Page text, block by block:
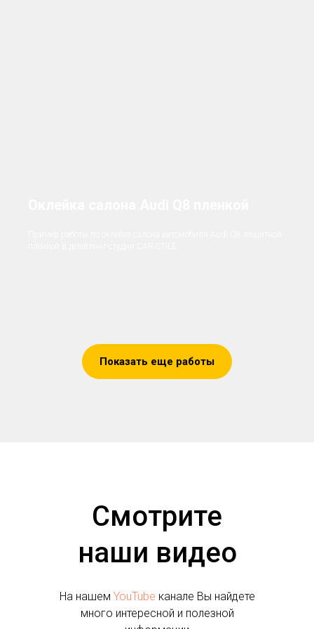
Показать еще работы
Смотрите
наши видео
На нашем YouTube канале Вы найдете
много интересной и полезной